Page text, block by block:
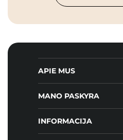
APIE MUS
MANO PASKYRA
INFORMACIJA